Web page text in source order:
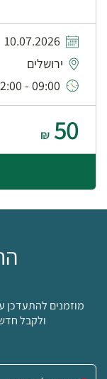
10.07.2026
ירושלים
09:00 - 12:00
50
₪
מוזמנים להתעדכן
ולקבל
אימייל: